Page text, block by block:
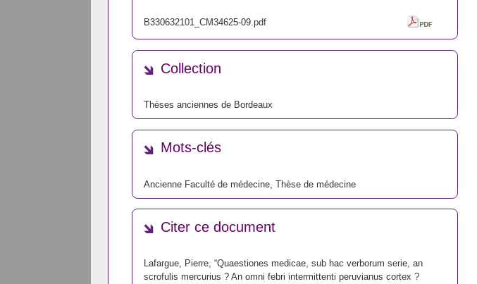
B330632101_CM34625-09.pdf
Collection
Thèses anciennes de Bordeaux
Mots-clés
Ancienne Faculté de médecine, Thèse de médecine
Citer ce document
Lafargue, Pierre, “Quaestiones medicae, sub hac verborum serie, an
scrofulis mercurius ? An omni febri intermittenti peruvianus cortex ?